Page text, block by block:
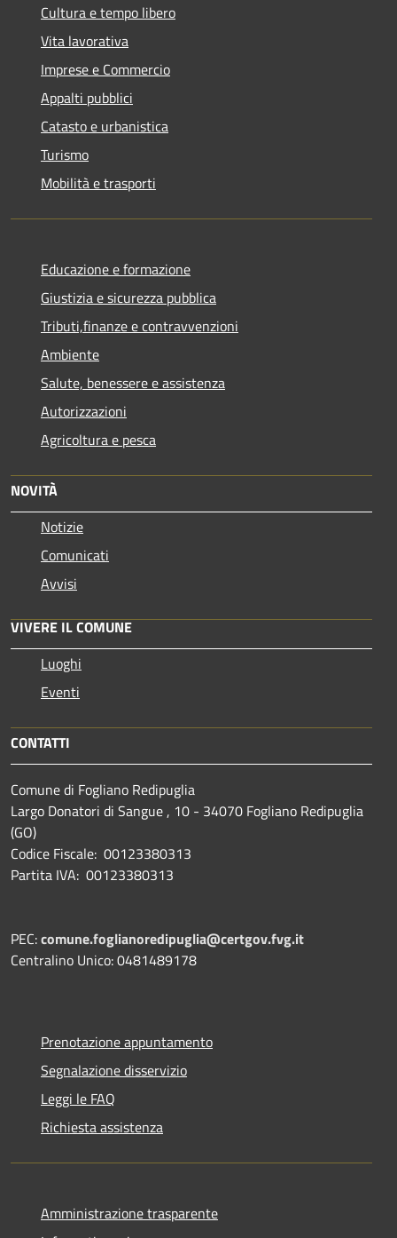
Cultura e tempo libero
Vita lavorativa
Imprese e Commercio
Appalti pubblici
Catasto e urbanistica
Turismo
Mobilità e trasporti
Educazione e formazione
Giustizia e sicurezza pubblica
Tributi,finanze e contravvenzioni
Ambiente
Salute, benessere e assistenza
Autorizzazioni
Agricoltura e pesca
NOVITÀ
Notizie
Comunicati
Avvisi
VIVERE IL COMUNE
Luoghi
Eventi
CONTATTI
Comune di Fogliano Redipuglia
Largo Donatori di Sangue , 10 - 34070 Fogliano Redipuglia
(GO)
Codice Fiscale: 00123380313
Partita IVA: 00123380313
PEC:comune.foglianoredipuglia@certgov.fvg.it
Centralino Unico: 0481489178
Prenotazione appuntamento
Segnalazione disservizio
Leggi le FAQ
Richiesta assistenza
Amministrazione trasparente